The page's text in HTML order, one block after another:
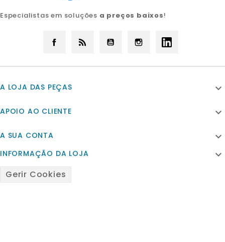
Especialistas em soluções a preços baixos!
Facebook YouTube Instagram
A LOJA DAS PEÇAS 
APOIO AO CLIENTE 
A SUA CONTA 
INFORMAÇÃO DA LOJA 
Gerir Cookies